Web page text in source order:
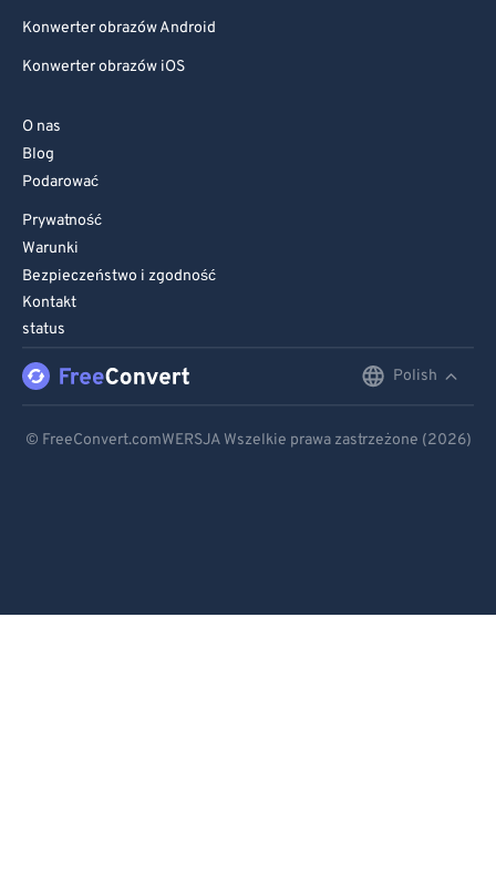
Konwerter obrazów Android
Konwerter obrazów iOS
O nas
Blog
Podarować
Prywatność
Warunki
Bezpieczeństwo i zgodność
Kontakt
status
Polish
© FreeConvert.comWERSJA Wszelkie prawa zastrzeżone (2026)